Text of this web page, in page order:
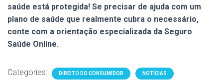
saúde está protegida! Se precisar de ajuda com um
plano de saúde que realmente cubra o necessário,
conte com a orientação especializada da Seguro
Saúde Online.
Categories: DIREITO DO CONSUMIDOR NOTÍCIAS